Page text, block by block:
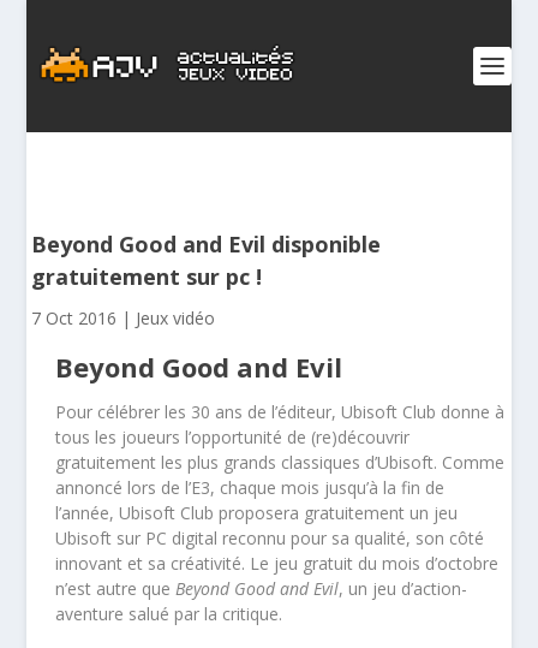
Beyond Good and Evil disponible
gratuitement sur pc !
7 Oct 2016 | Jeux vidéo
Beyond Good and Evil
Pour célébrer les 30 ans de l’éditeur, Ubisoft Club donne à
tous les joueurs l’opportunité de (re)découvrir
gratuitement les plus grands classiques d’Ubisoft. Comme
annoncé lors de l’E3, chaque mois jusqu’à la fin de
l’année, Ubisoft Club proposera gratuitement un jeu
Ubisoft sur PC digital reconnu pour sa qualité, son côté
innovant et sa créativité. Le jeu gratuit du mois d’octobre
n’est autre queBeyond Good and Evil, un jeu d’action-
aventure salué par la critique.